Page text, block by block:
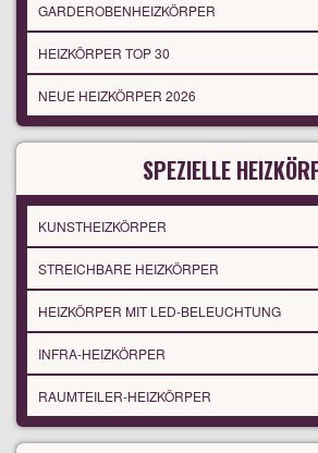
GARDEROBENHEIZKÖRPER
HEIZKÖRPER TOP 30
NEUE HEIZKÖRPER 2026
SPEZIELLE
KUNSTHEIZKÖRPER
STREICHBARE HEIZKÖRPER
HEIZKÖRPER MIT LED-BELEUCHTUNG
INFRA-HEIZKÖRPER
RAUMTEILER-HEIZKÖRPER